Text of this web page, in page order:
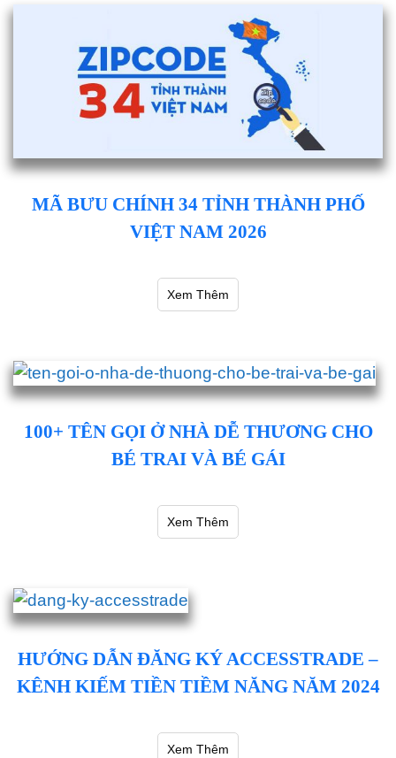
MÃ BƯU CHÍNH 34 TỈNH THÀNH PHỐ
VIỆT NAM 2026
Xem Thêm
100+ TÊN GỌI Ở NHÀ DỄ THƯƠNG CHO
BÉ TRAI VÀ BÉ GÁI
Xem Thêm
HƯỚNG DẪN ĐĂNG KÝ ACCESSTRADE –
KÊNH KIẾM TIỀN TIỀM NĂNG NĂM 2024
Xem Thêm